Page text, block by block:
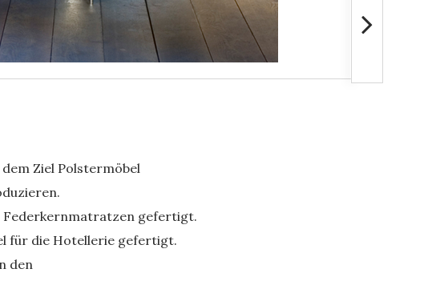
Ziel Polstermöbel
Federkernmatratzen gefertigt.
für die Hotellerie gefertigt.
den